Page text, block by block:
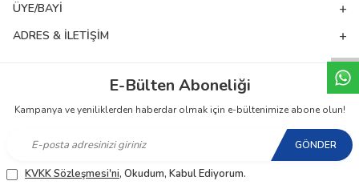
W
h
t
a
p
p
D
e
s
e
H
a
t
t
ÜYE/BAYI
ADRES & İLETIŞIM
E-Bülten Aboneliği
Kampanya ve yeniliklerden haberdar olmak için e-bültenimize abone olun!
GÖNDER
KVKK Sözleşmesi'ni, Okudum, Kabul Ediyorum.